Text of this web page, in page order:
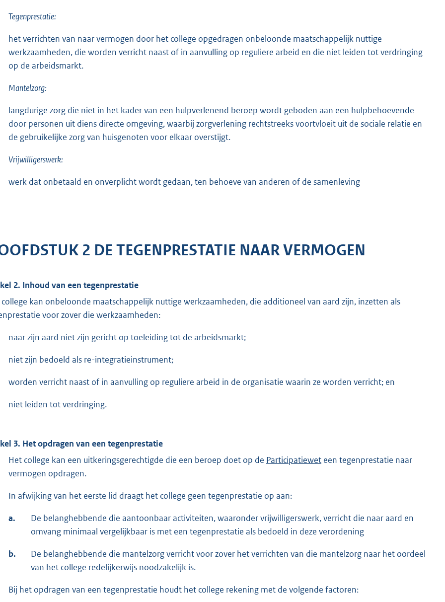
Tegenprestatie:
het verrichten van naar vermogen door het college opgedragen onbeloonde maatschappelijk nuttige
werkzaamheden, die worden verricht naast of in aanvulling op reguliere arbeid en die niet leiden tot verdringing
op de arbeidsmarkt.
Mantelzorg:
langdurige zorg die niet in het kader van een hulpverlenend beroep wordt geboden aan een hulpbehoevende
door personen uit diens directe omgeving, waarbij zorgverlening rechtstreeks voortvloeit uit de sociale relatie en
de gebruikelijke zorg van huisgenoten voor elkaar overstijgt.
Vrijwilligerswerk:
werk dat onbetaald en onverplicht wordt gedaan, ten behoeve van anderen of de samenleving
2 DE TEGENPRESTATIE NAAR VERMOGEN
2. Inhoud van een tegenprestatie
kan onbeloonde maatschappelijk nuttige werkzaamheden, die additioneel van aard zijn, inzetten als
voor zover die werkzaamheden:
naar zijn aard niet zijn gericht op toeleiding tot de arbeidsmarkt;
niet zijn bedoeld als re-integratieinstrument;
worden verricht naast of in aanvulling op reguliere arbeid in de organisatie waarin ze worden verricht; en
niet leiden tot verdringing.
3. Het opdragen van een tegenprestatie
Het college kan een uitkeringsgerechtigde die een beroep doet op de Participatiewet een tegenprestatie naar
vermogen opdragen.
In afwijking van het eerste lid draagt het college geen tegenprestatie op aan:
a.
De belanghebbende die aantoonbaar activiteiten, waaronder vrijwilligerswerk, verricht die naar aard en
omvang minimaal vergelijkbaar is met een tegenprestatie als bedoeld in deze verordening
b.
De belanghebbende die mantelzorg verricht voor zover het verrichten van die mantelzorg naar het oordeel
van het college redelijkerwijs noodzakelijk is.
Bij het opdragen van een tegenprestatie houdt het college rekening met de volgende factoren: